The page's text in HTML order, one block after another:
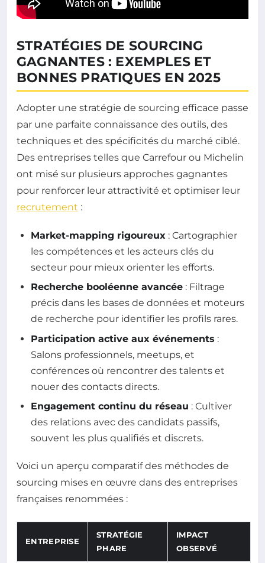
STRATÉGIES DE SOURCING
GAGNANTES : EXEMPLES ET
BONNES PRATIQUES EN 2025
Adopter une stratégie de sourcing efficace passe
par une parfaite connaissance des outils, des
techniques et des spécificités du marché ciblé.
Des entreprises telles que Carrefour ou Michelin
ont misé sur plusieurs approches gagnantes
pour renforcer leur attractivité et optimiser leur
recrutement :
Market-mapping rigoureux : Cartographier
les compétences et les acteurs clés du
secteur pour mieux orienter les efforts.
Recherche booléenne avancée : Filtrage
précis dans les bases de données et moteurs
de recherche pour identifier les profils rares.
Participation active aux événements :
Salons professionnels, meetups, et
conférences où rencontrer des talents et
nouer des contacts directs.
Engagement continu du réseau : Cultiver
des relations avec des candidats passifs,
souvent les plus qualifiés et discrets.
Voici un aperçu comparatif des méthodes de
sourcing mises en œuvre dans des entreprises
françaises renommées :
ENTREPRISE
STRATÉGIE
PHARE
IMPACT
OBSERVÉ